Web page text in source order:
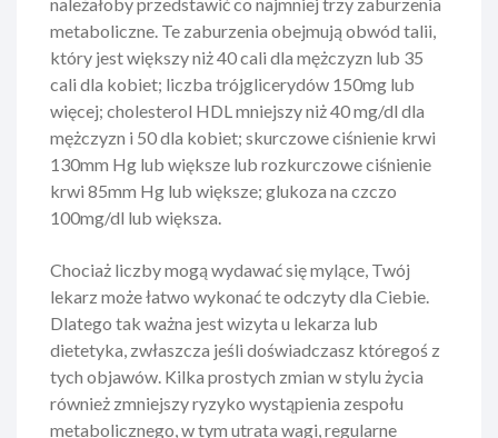
metaboliczne. Te zaburzenia obejmują obwód talii,
który jest większy niż 40 cali dla mężczyzn lub 35
cali dla kobiet; liczba trójglicerydów 150mg lub
więcej; cholesterol HDL mniejszy niż 40 mg/dl dla
mężczyzn i 50 dla kobiet; skurczowe ciśnienie krwi
130mm Hg lub większe lub rozkurczowe ciśnienie
krwi 85mm Hg lub większe; glukoza na czczo
100mg/dl lub większa.
Chociaż liczby mogą wydawać się mylące, Twój
lekarz może łatwo wykonać te odczyty dla Ciebie.
Dlatego tak ważna jest wizyta u lekarza lub
dietetyka, zwłaszcza jeśli doświadczasz któregoś z
tych objawów. Kilka prostych zmian w stylu życia
również zmniejszy ryzyko wystąpienia zespołu
metabolicznego, w tym utrata wagi, regularne